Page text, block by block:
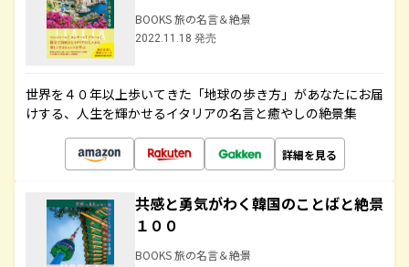
BOOKS 旅の名言＆絶景
2022.11.18 発売
世界を４０年以上歩いてきた「地球の歩き方」があなたにお届
けする、人生を輝かせるイタリアの名言と癒やしの絶景集
詳細を見る
共感と勇気がわく韓国のことばと絶景
１００
BOOKS 旅の名言＆絶景